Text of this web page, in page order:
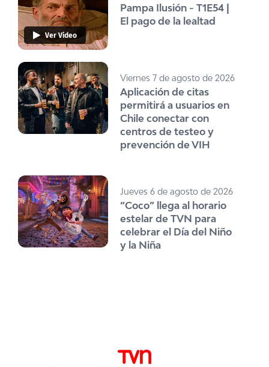
Ver Video
Pampa Ilusión - T1E54 |
El pago de la lealtad
Viernes 7 de agosto de 2026
Aplicación de citas
permitirá a usuarios en
Chile conectar con
centros de testeo y
prevención de VIH
Jueves 6 de agosto de 2026
“Coco” llega al horario
estelar de TVN para
celebrar el Día del Niño
y la Niña